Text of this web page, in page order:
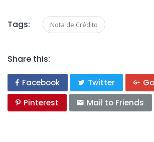
Tags: Nota de Crédito
Share this:
Facebook Twitter
Pinterest
Mail to Friends